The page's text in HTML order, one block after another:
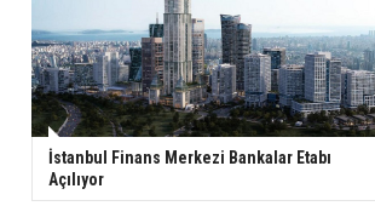
İstanbul Finans Merkezi Bankalar Etabı
Açılıyor